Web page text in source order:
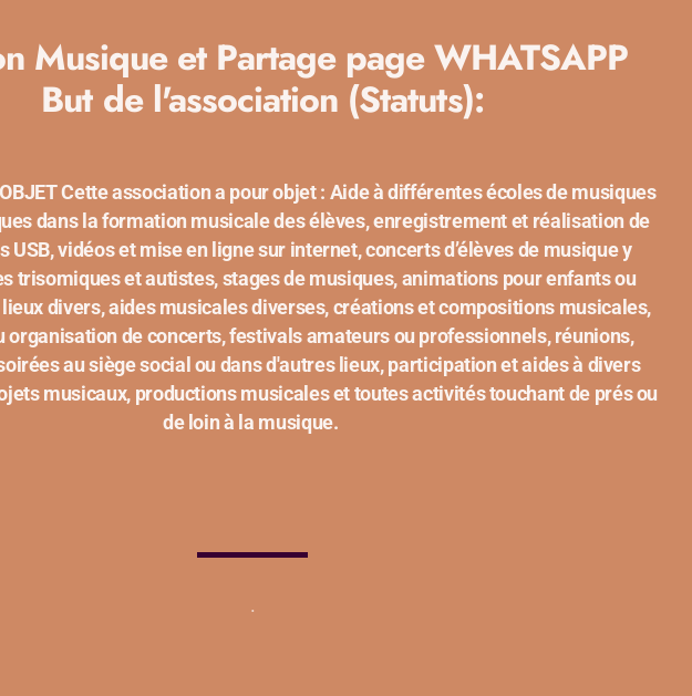
Musique et Partage page WHATSAPP
But de l'association (Statuts):
OBJET Cette association a pour objet : Aide à différentes écoles de musiques
dans la formation musicale des élèves, enregistrement et réalisation de
USB, vidéos et mise en ligne sur internet, concerts d’élèves de musique y
trisomiques et autistes, stages de musiques, animations pour enfants ou
divers, aides musicales diverses, créations et compositions musicales,
organisation de concerts, festivals amateurs ou professionnels, réunions,
au siège social ou dans d'autres lieux, participation et aides à divers
musicaux, productions musicales et toutes activités touchant de prés ou
de loin à la musique.
.